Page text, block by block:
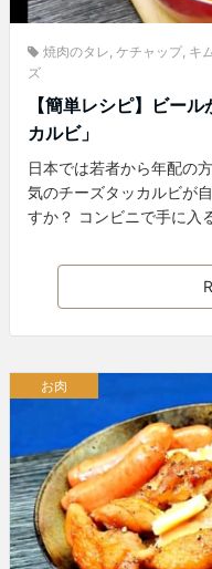
焼肉のタレ ケチャップ キ
ズ
【簡単レシピ】ビー
カルビ」
日本では若者から年配の
気のチーズタッカルビが
すか？ コンビニで手に入
お肉